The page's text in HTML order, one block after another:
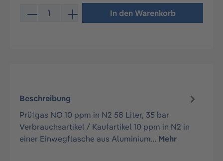
Produkt Anzahl: Gib den gewünschten Wert ein oder
In den Warenkorb
Beschreibung
Prüfgas NO 10 ppm in N2 58 Liter, 35 bar
Verbrauchsartikel / Kaufartikel 10 ppm in N2 in
einer Einwegflasche aus Aluminium… Mehr